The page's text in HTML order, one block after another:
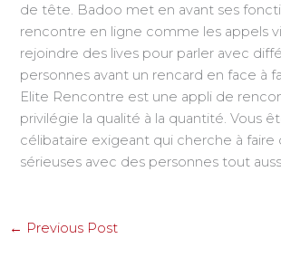
de tête. Badoo met en avant ses
rencontre en ligne comme les appels
rejoindre des lives pour parler avec
personnes avant un rencard en face à
Elite Rencontre est une appli de
privilégie la qualité à la quantité. Vous
célibataire exigeant qui cherche à
sérieuses avec des personnes tout
← Previous Post